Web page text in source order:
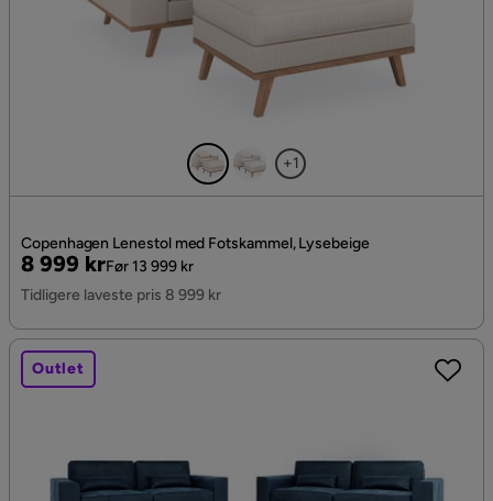
+1
Copenhagen Lenestol med Fotskammel, Lysebeige
Pris
8 999 kr
Original
Pris
Før 13 999 kr
Tidligere laveste pris 8 999 kr
Outlet